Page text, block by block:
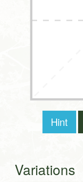
Hint
Variations